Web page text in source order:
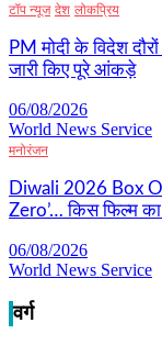
टॉप न्यूज देश लोकप्रिय
PM मोदी के विदेश
जारी किए पूरे आंकड़े
06/08/2026
World News Service
मनोरंजन
Diwali 2026 Box
Zero’… किस फिल्म
06/08/2026
World News Service
वर्ग